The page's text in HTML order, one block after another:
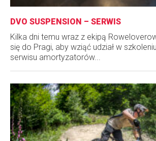
DVO SUSPENSION – SERWIS
Kilka dni temu wraz z ekipą
się do Pragi, aby wziąć udział w
serwisu amortyzatorów...